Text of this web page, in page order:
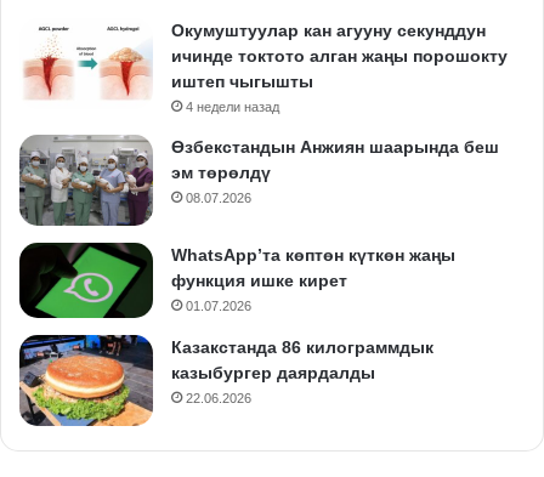
Окумуштуулар кан агууну секунддун
ичинде токтото алган жаңы порошокту
иштеп чыгышты
4 недели назад
Өзбекстандын Анжиян шаарында беш
эм төрөлдү
08.07.2026
WhatsApp’та көптөн күткөн жаңы
функция ишке кирет
01.07.2026
Казакстанда 86 килограммдык
казыбургер даярдалды
22.06.2026